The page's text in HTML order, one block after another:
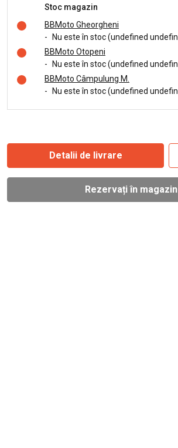
Stoc magazin
BBMoto Gheorgheni
-
Nu este în stoc (undefined
BBMoto Otopeni
-
Nu este în stoc (undefined
BBMoto Câmpulung M.
-
Nu este în stoc (undefined
Detalii de livrare
Rezervați în magazin